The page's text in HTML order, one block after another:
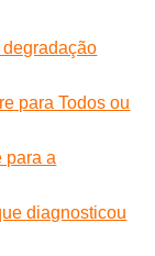
para Todos ou
para a
diagnosticou